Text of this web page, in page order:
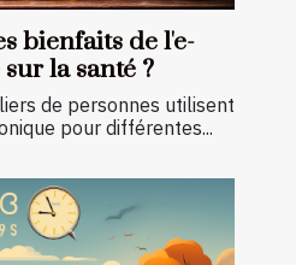
bienfaits de l'e-
la santé ?
de personnes utilisent
pour différentes...